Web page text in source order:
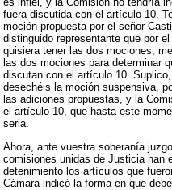
fuera discutida con el artículo 10.
moción propuesta por el señor
distinguido representante que por
quisiera tener las dos mociones,
las dos mociones para determinar
discutan con el artículo 10.
desechéis la moción suspensiva,
las adiciones propuestas, y la
el artículo 10, que hasta este
seria.
Ahora, ante vuestra soberanía
comisiones unidas de Justicia han
detenimiento los artículos que
Cámara indicó la forma en que